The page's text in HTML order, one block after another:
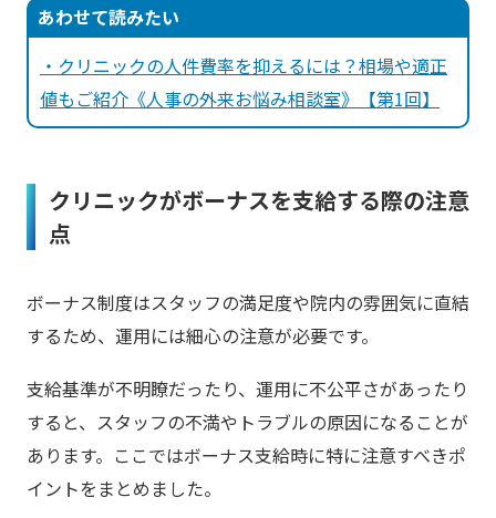
あわせて読みたい
・クリニックの人件費率を抑えるには？相場や適正
値もご紹介《人事の外来お悩み相談室》【第1回】
クリニックがボーナスを支給する際の注意
点
ボーナス制度はスタッフの満足度や院内の雰囲気に直結
するため、運用には細心の注意が必要です。
支給基準が不明瞭だったり、運用に不公平さがあったり
すると、スタッフの不満やトラブルの原因になることが
あります。ここではボーナス支給時に特に注意すべきポ
イントをまとめました。